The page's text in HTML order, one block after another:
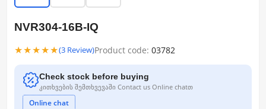
NVR304-16B-IQ
★★★★★(3 Review)Product code: 03782
Check stock before buying
კითხვების შემთხვევაში Contact us Online chatთ
Online chat